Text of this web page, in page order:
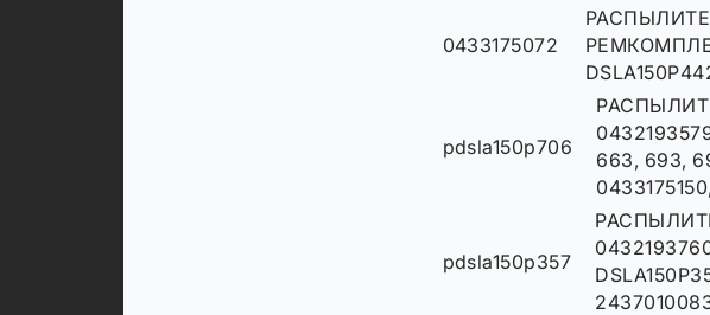
0433175072
pdsla150p706
663, 693,
pdsla150p357